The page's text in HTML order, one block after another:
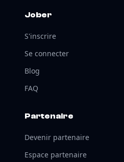
Jober
S'inscrire
Se connecter
Blog
FAQ
Partenaire
Devenir partenaire
Espace partenaire